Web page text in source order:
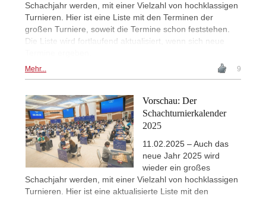
Schachjahr werden, mit einer Vielzahl von hochklassigen
Turnieren. Hier ist eine Liste mit den Terminen der
großen Turniere, soweit die Termine schon feststehen.
Die Liste wird fortlaufend aktualisiert, wenn sich neue
Mehr... 9
Vorschau: Der
Schachturnierkalender
2025
11.02.2025 – Auch das
neue Jahr 2025 wird
wieder ein großes
Schachjahr werden, mit einer Vielzahl von hochklassigen
Turnieren. Hier ist eine aktualisierte Liste mit den